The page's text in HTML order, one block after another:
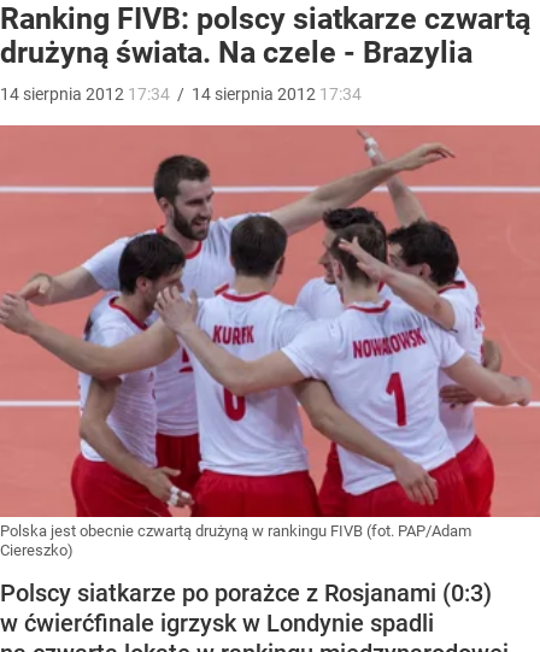
Ranking FIVB: polscy siatkarze czwartą
drużyną świata. Na czele - Brazylia
14 sierpnia 2012 17:34 / 14 sierpnia 2012 17:34
Polska jest obecnie czwartą drużyną w rankingu FIVB (fot. PAP/Adam
Ciereszko)
Polscy siatkarze po porażce z Rosjanami (0:3)
w ćwierćfinale igrzysk w Londynie spadli